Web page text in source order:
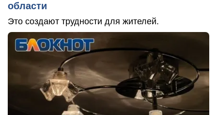
области
Это создают трудности для жителей.